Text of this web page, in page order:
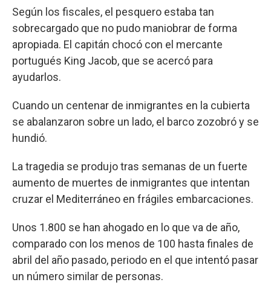
Según los fiscales, el pesquero estaba tan
sobrecargado que no pudo maniobrar de forma
apropiada. El capitán chocó con el mercante
portugués King Jacob, que se acercó para
ayudarlos.
Cuando un centenar de inmigrantes en la cubierta
se abalanzaron sobre un lado, el barco zozobró y se
hundió.
La tragedia se produjo tras semanas de un fuerte
aumento de muertes de inmigrantes que intentan
cruzar el Mediterráneo en frágiles embarcaciones.
Unos 1.800 se han ahogado en lo que va de año,
comparado con los menos de 100 hasta finales de
abril del año pasado, periodo en el que intentó pasar
un número similar de personas.